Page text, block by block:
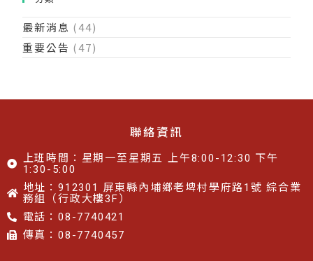
最新消息 (44)
重要公告 (47)
聯絡資訊
上班時間：星期一至星期五 上午8:00-12:30 下午
1:30-5:00
地址：912301 屏東縣內埔鄉老埤村學府路1號 綜合業
務組（行政大樓3F）
電話：08-7740421
傳真：08-7740457​​